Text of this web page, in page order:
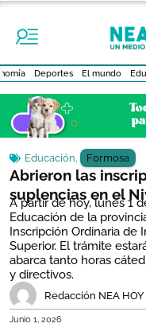
Deportes El mundo
Educación, Formosa
Abrieron las
suplencias en el
A partir de hoy, lunes 1
Educación de la
Inscripción Ordinaria de
Superior. El trámite
abarca tanto horas
y directivos.
Redacción NEA HOY
Junio 1, 2026